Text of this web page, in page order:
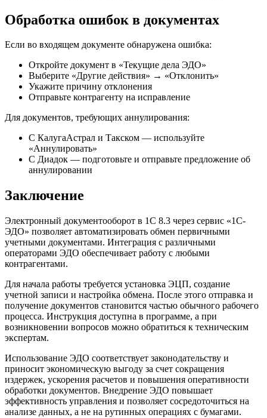
Обработка ошибок в документах
Если во входящем документе обнаружена ошибка:
Откройте документ в «Текущие дела ЭДО»
Выберите «Другие действия» → «Отклонить»
Укажите причину отклонения
Отправьте контрагенту на исправление
Для документов, требующих аннулирования:
С КалугаАстрал и Такском — используйте
«Аннулировать»
С Диадок — подготовьте и отправьте предложение об
аннулировании
Заключение
Электронный документооборот в 1С 8.3 через сервис «1С-
ЭДО» позволяет автоматизировать обмен первичными
учетными документами. Интеграция с различными
операторами ЭДО обеспечивает работу с любыми
контрагентами.
Для начала работы требуется установка ЭЦП, создание
учетной записи и настройка обмена. После этого отправка и
получение документов становится частью обычного рабочего
процесса. Инструкция доступна в программе, а при
возникновении вопросов можно обратиться к техническим
экспертам.
Использование ЭДО соответствует законодательству и
приносит экономическую выгоду за счет сокращения
издержек, ускорения расчетов и повышения оперативности
обработки документов. Внедрение ЭДО повышает
эффективность управления и позволяет сосредоточиться на
анализе данных, а не на рутинных операциях с бумагами.